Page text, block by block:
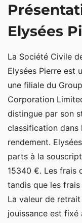
Stratégie
Elysées
La Société Civile
Elysées Pierre est
une filiale du
Corporation
distingue par son
classification dans
rendement.
parts à la
15340 €. Les frais
tandis que les
La valeur de
jouissance est